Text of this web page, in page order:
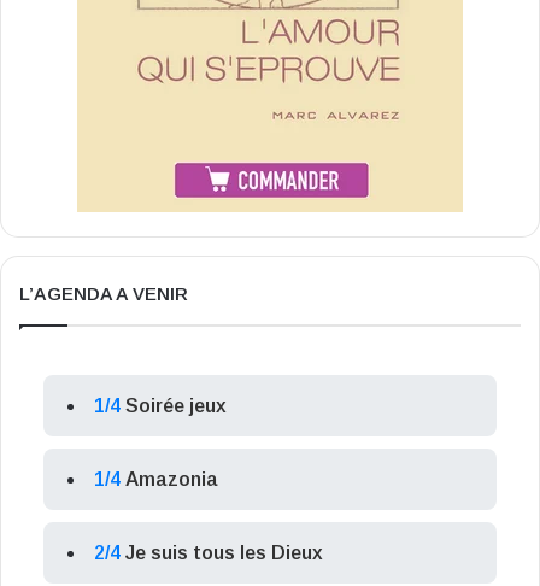
L’AGENDA A VENIR
1/4 Soirée jeux
1/4 Amazonia
2/4 Je suis tous les Dieux